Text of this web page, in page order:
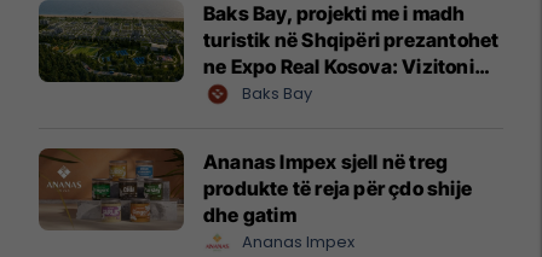
Baks Bay, projekti me i madh
turistik në Shqipëri prezantohet
ne Expo Real Kosova: Vizitoni
shtandin dhe zbuloni
Baks Bay
Ananas Impex sjell në treg
produkte të reja për çdo shije
dhe gatim
Ananas Impex